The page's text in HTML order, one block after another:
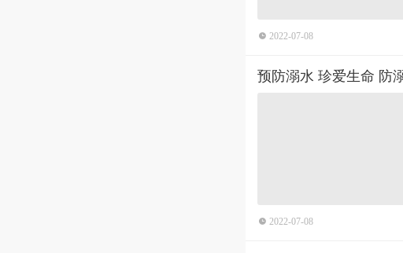
2022-07-08
预防溺水 珍爱生命 防
2022-07-08